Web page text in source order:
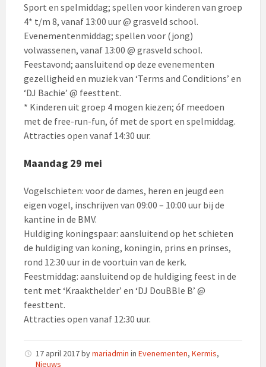
Sport en spelmiddag; spellen voor kinderen van groep
4* t/m 8, vanaf 13:00 uur @ grasveld school.
Evenementenmiddag; spellen voor (jong)
volwassenen, vanaf 13:00 @ grasveld school.
Feestavond; aansluitend op deze evenementen
gezelligheid en muziek van ‘Terms and Conditions’ en
‘DJ Bachie’ @ feesttent.
* Kinderen uit groep 4 mogen kiezen; óf meedoen
met de free-run-fun, óf met de sport en spelmiddag.
Attracties open vanaf 14:30 uur.
Maandag 29 mei
Vogelschieten: voor de dames, heren en jeugd een
eigen vogel, inschrijven van 09:00 – 10:00 uur bij de
kantine in de BMV.
Huldiging koningspaar: aansluitend op het schieten
de huldiging van koning, koningin, prins en prinses,
rond 12:30 uur in de voortuin van de kerk.
Feestmiddag: aansluitend op de huldiging feest in de
tent met ‘Kraakthelder’ en ‘DJ DouBBle B’ @
feesttent.
Attracties open vanaf 12:30 uur.
17 april 2017bymariadmin in Evenementen, Kermis,
Nieuws